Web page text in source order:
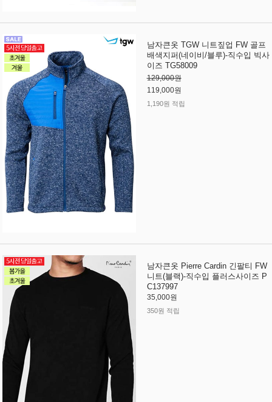
남자큰옷 TGW 니트짚업 FW 골프
배색지퍼(네이비/블루)-직수입 빅사
이즈 TG58009
129,000원
119,000원
1,190원 적립
남자큰옷 Pierre Cardin 긴팔티 FW
니트(블랙)-직수입 플러스사이즈 P
C137997
35,000원
350원 적립